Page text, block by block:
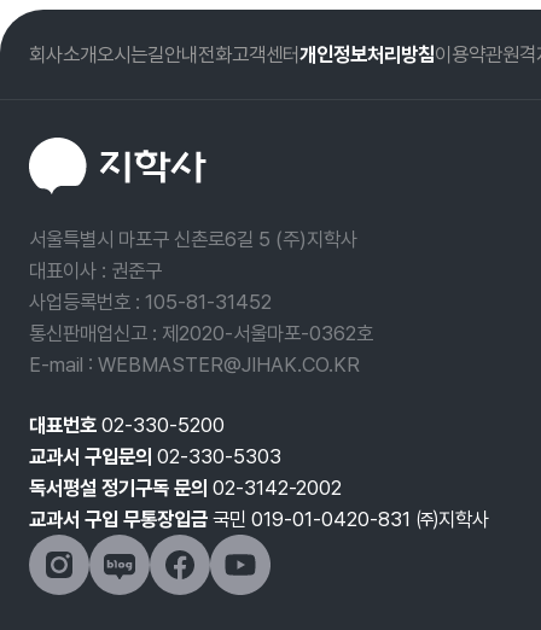
회사소개오시는길안내전화고객센터개인정보처리방침이용약관원격
서울특별시 마포구 신촌로6길 5 (주)지학사
대표이사 : 권준구
사업등록번호 : 105-81-31452
통신판매업신고 : 제2020-서울마포-0362호
E-mail : WEBMASTER@JIHAK.CO.KR
대표번호 02-330-5200
교과서 구입문의 02-330-5303
독서평설 정기구독 문의 02-3142-2002
교과서 구입 무통장입금 국민 019-01-0420-831 ㈜지학사